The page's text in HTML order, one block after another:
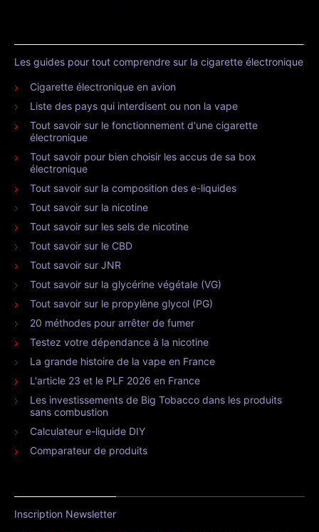
Les guides pour tout comprendre sur la cigarette électronique
Cigarette électronique en avion
Liste des pays qui interdisent ou non la vape
Tout savoir sur le fonctionnement d'une cigarette
électronique
Tout savoir pour bien choisir les accus de sa box
électronique
Tout savoir sur la composition des e-liquides
Tout savoir sur la nicotine
Tout savoir sur les sels de nicotine
Tout savoir sur le CBD
Tout savoir sur JNR
Tout savoir sur la glycérine végétale (VG)
Tout savoir sur le propylène glycol (PG)
20 méthodes pour arrêter de fumer
Testez votre dépendance à la nicotine
La grande histoire de la vape en France
L'article 23 et le PLF 2026 en France
Les investissements de Big Tobacco dans les produits
sans combustion
Calculateur e-liquide DIY
Comparateur de produits
Inscription Newsletter